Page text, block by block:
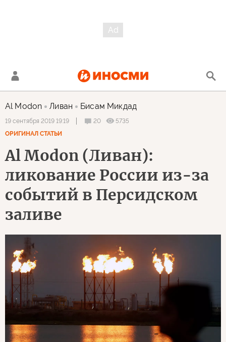
Al Modon Ливан Бисам Микдад
19 сентября 2019 19:19 20
5735
ОРИГИНАЛ СТАТЬИ
Al Modon (Ливан):
ликование России из-за
событий в Персидском
заливе